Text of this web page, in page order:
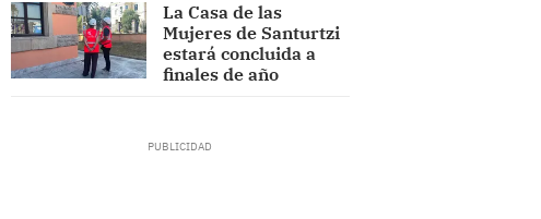
La Casa de las
Mujeres de Santurtzi
estará concluida a
finales de año